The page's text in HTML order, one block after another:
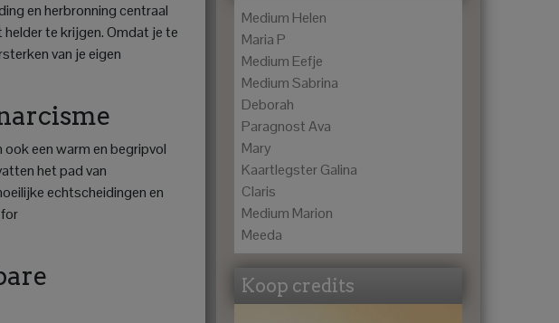
en herbronning centraal
te krijgen. Omdat je te
van je eigen
een warm en begripvol
het pad van
echtscheidingen en
Medium Helen
Maria P
Medium Eefje
Medium Sabrina
Deborah
Paragnost Ava
Mary
Kaartlegster Galina
Claris
Medium Marion
Meeda
Koop credits